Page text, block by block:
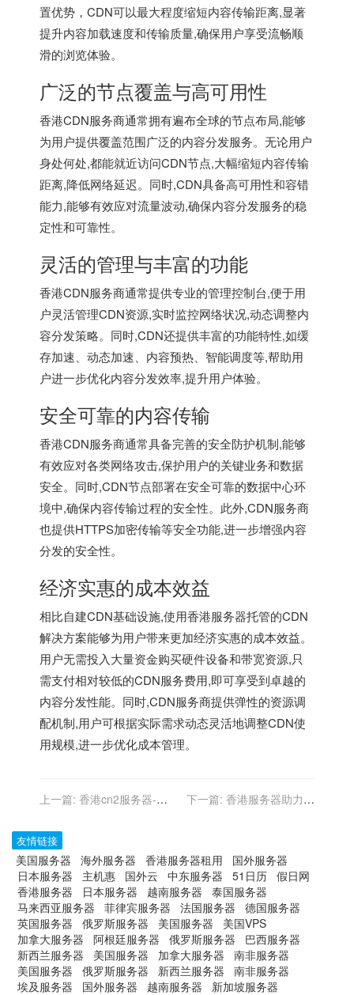
置优势，CDN可以最大程度缩短内容传输距离,显著
提升内容加载速度和传输质量,确保用户享受流畅顺
滑的浏览体验。
广泛的节点覆盖与高可用性
香港CDN服务商通常拥有遍布全球的节点布局,能够
为用户提供覆盖范围广泛的内容分发服务。无论用户
身处何处,都能就近访问CDN节点,大幅缩短内容传输
距离,降低网络延迟。同时,CDN具备高可用性和容错
能力,能够有效应对流量波动,确保内容分发服务的稳
定性和可靠性。
灵活的管理与丰富的功能
香港CDN服务商通常提供专业的管理控制台,便于用
户灵活管理CDN资源,实时监控网络状况,动态调整内
容分发策略。同时,CDN还提供丰富的功能特性,如缓
存加速、动态加速、内容预热、智能调度等,帮助用
户进一步优化内容分发效率,提升用户体验。
安全可靠的内容传输
香港CDN服务商通常具备完善的安全防护机制,能够
有效应对各类网络攻击,保护用户的关键业务和数据
安全。同时,CDN节点部署在安全可靠的数据中心环
境中,确保内容传输过程的安全性。此外,CDN服务商
也提供HTTPS加密传输等安全功能,进一步增强内容
分发的安全性。
经济实惠的成本效益
相比自建CDN基础设施,使用香港服务器托管的CDN
解决方案能够为用户带来更加经济实惠的成本效益。
用户无需投入大量资金购买硬件设备和带宽资源,只
需支付相对较低的CDN服务费用,即可享受到卓越的
内容分发性能。同时,CDN服务商提供弹性的资源调
配机制,用户可根据实际需求动态灵活地调整CDN使
用规模,进一步优化成本管理。
上一篇: 香港cn2服务器-
下一篇: 香港服务器助力金
友情链接
美国服务器 海外服务器 香港服务器租用
国外服务器
日本服务器
主机惠 国外云 中东服务器 51日历 假日网
香港服务器
日本服务器 越南服务器
泰国服务器
马来西亚服务器
菲律宾服务器 法国服务器
德国服务器
英国服务器
俄罗斯服务器 美国服务器
美国VPS
加拿大服务器
阿根廷服务器 俄罗斯服务器
巴西服务器
新西兰服务器
美国服务器 加拿大服务器
南非服务器
美国服务器
俄罗斯服务器 新西兰服务器
南非服务器
埃及服务器
国外服务器 越南服务器 新加坡服务器